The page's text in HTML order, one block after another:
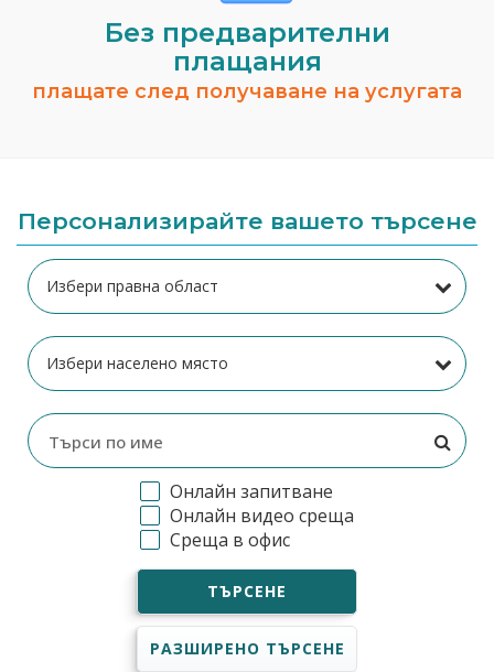
Без предварителни
плащания
плащате след получаване на услугата
Персонализирайте вашето търсене
Онлайн запитване
Онлайн видео среща
Среща в офис
ТЪРСЕНЕ
РАЗШИРЕНО ТЪРСЕНЕ